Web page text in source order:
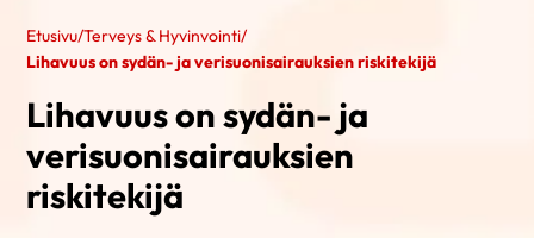
Etusivu/Terveys & Hyvinvointi/
Lihavuus on sydän- ja verisuonisairauksien riskitekijä
Lihavuus on sydän- ja
verisuonisairauksien
riskitekijä